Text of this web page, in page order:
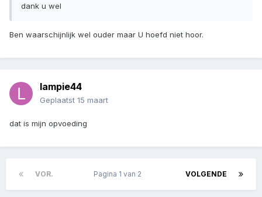
dank u wel
Ben waarschijnlijk wel ouder maar U hoefd niet hoor.
lampie44
Geplaatst 15 maart
dat is mijn opvoeding
VOR. VOLGENDE
Pagina 1 van 2